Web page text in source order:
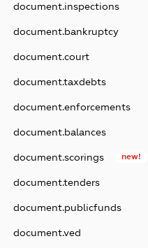
document.inspections
document.bankruptcy
document.court
document.taxdebts
document.enforcements
document.balances
document.scorings new!
document.tenders
document.publicfunds
document.ved